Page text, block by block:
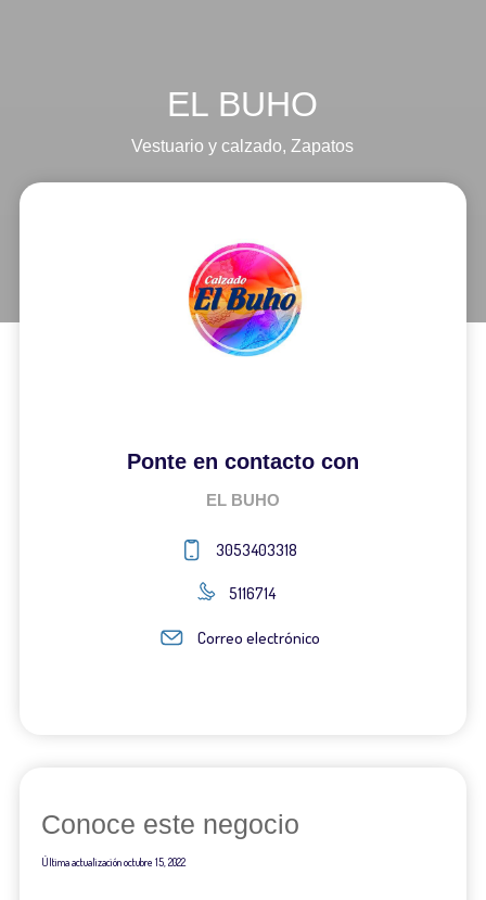
EL BUHO
Vestuario y calzado, Zapatos
Ponte en contacto con
EL BUHO
3053403318
5116714
Correo electrónico
Conoce este negocio
Última actualizaciónoctubre 15, 2022